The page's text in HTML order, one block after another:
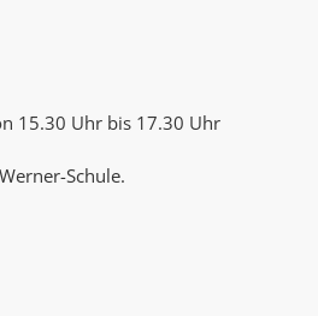
AK Internet
15.30 Uhr bis 17.30 Uhr
Schule.